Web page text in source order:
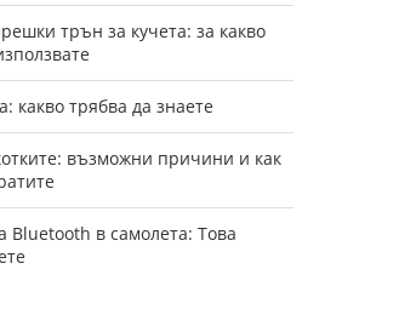
трън за кучета: за какво
какво трябва да знаете
възможни причини и как
Bluetooth в самолета: Това